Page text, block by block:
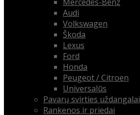
Audi
Volkswagen
Škoda
Lexus
Ford
Honda
Peugeot / Citroen
Universalūs
Pavarų svirties uždangalai
Rankenos ir priedai